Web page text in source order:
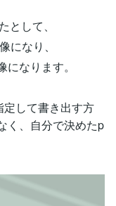
して、
になり、
なります。
定して書き出す方
く、自分で決めたp